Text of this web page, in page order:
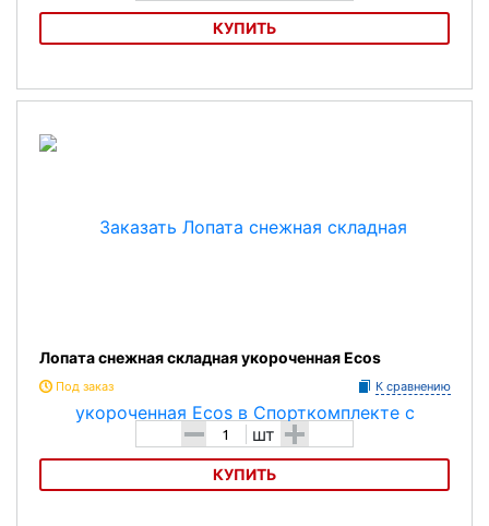
КУПИТЬ
Лопата снежная складная Ecos 508
Лопата снежная складная укороченная Ecos
Под заказ К сравнению
- шт +
КУПИТЬ